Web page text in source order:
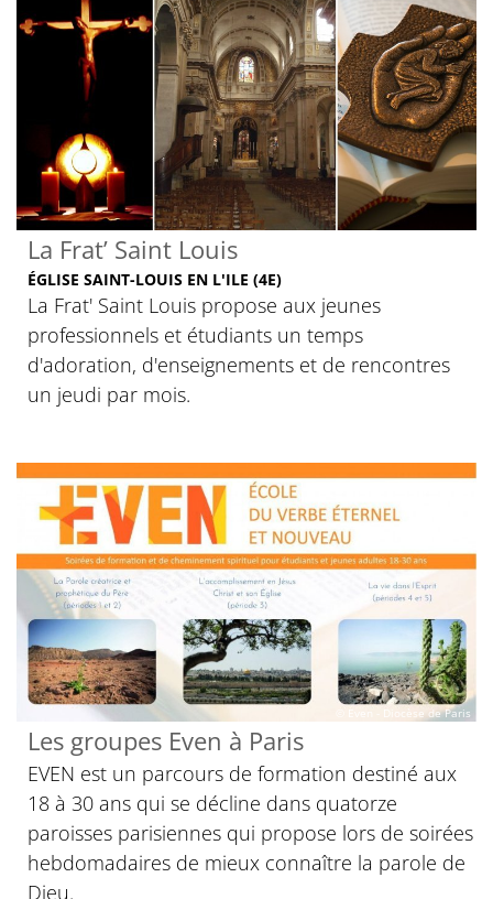
La Frat’ Saint Louis
ÉGLISE SAINT-LOUIS EN L'ILE (4E)
La Frat' Saint Louis propose aux jeunes
professionnels et étudiants un temps
d'adoration, d'enseignements et de rencontres
un jeudi par mois.
© Even - Diocèse de Paris
Les groupes Even à Paris
EVEN est un parcours de formation destiné aux
18 à 30 ans qui se décline dans quatorze
paroisses parisiennes qui propose lors de soirées
hebdomadaires de mieux connaître la parole de
Dieu.